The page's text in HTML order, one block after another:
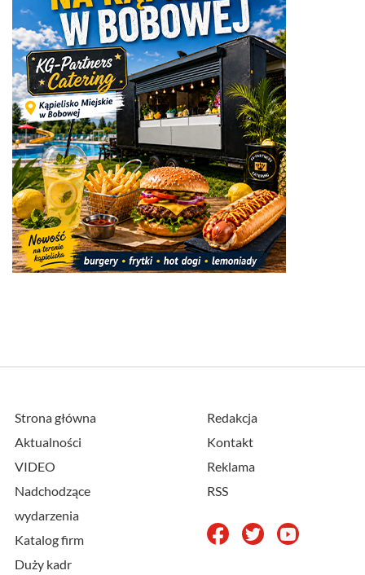
Strona główna
Aktualności
VIDEO
Nadchodzące
wydarzenia
Katalog firm
Duży kadr
Redakcja
Kontakt
Reklama
RSS